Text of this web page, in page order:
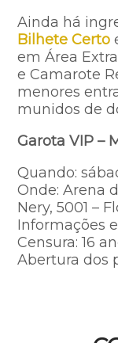
Ainda há
Bilhete Certo
em Área
e Camarote
menores
munidos de
Garota VIP –
Quando:
Onde: Arena
Nery, 5001 –
Informações
Censura: 16
Abertura dos